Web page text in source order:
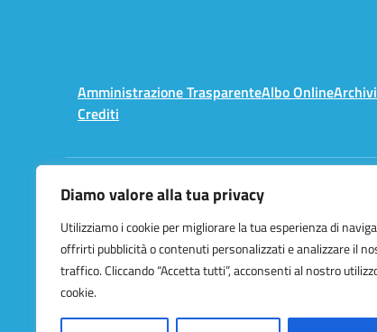
Diamo valore alla tua privacy
Utilizziamo i cookie per migliorare la tua esperienza di
offrirti pubblicità o contenuti personalizzati e analizzare il
traffico. Cliccando “Accetta tutti”, acconsenti al nostro
cookie.
Amministrazione TrasparenteAlbo Online
Crediti